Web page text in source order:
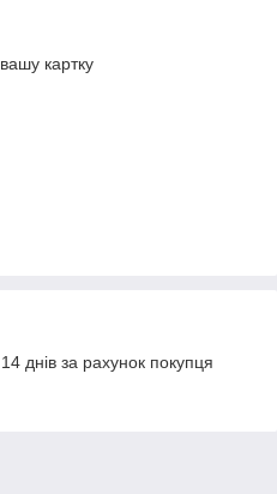
картку
днів за рахунок покупця